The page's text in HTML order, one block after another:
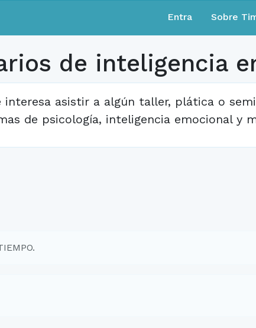
Entra Sobre
de inteligencia
interesa asistir a algún taller, plática o
de psicología, inteligencia emocional y